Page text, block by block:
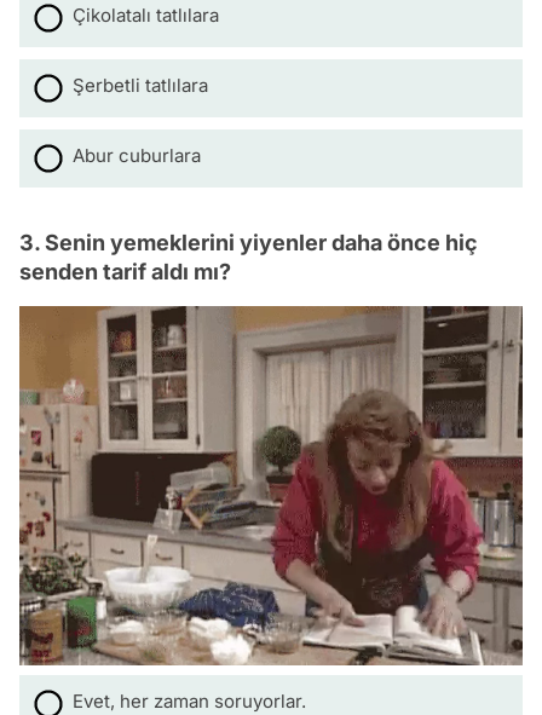
Çikolatalı tatlılara
Şerbetli tatlılara
Abur cuburlara
3. Senin yemeklerini yiyenler daha önce hiç
senden tarif aldı mı?
Evet, her zaman soruyorlar.